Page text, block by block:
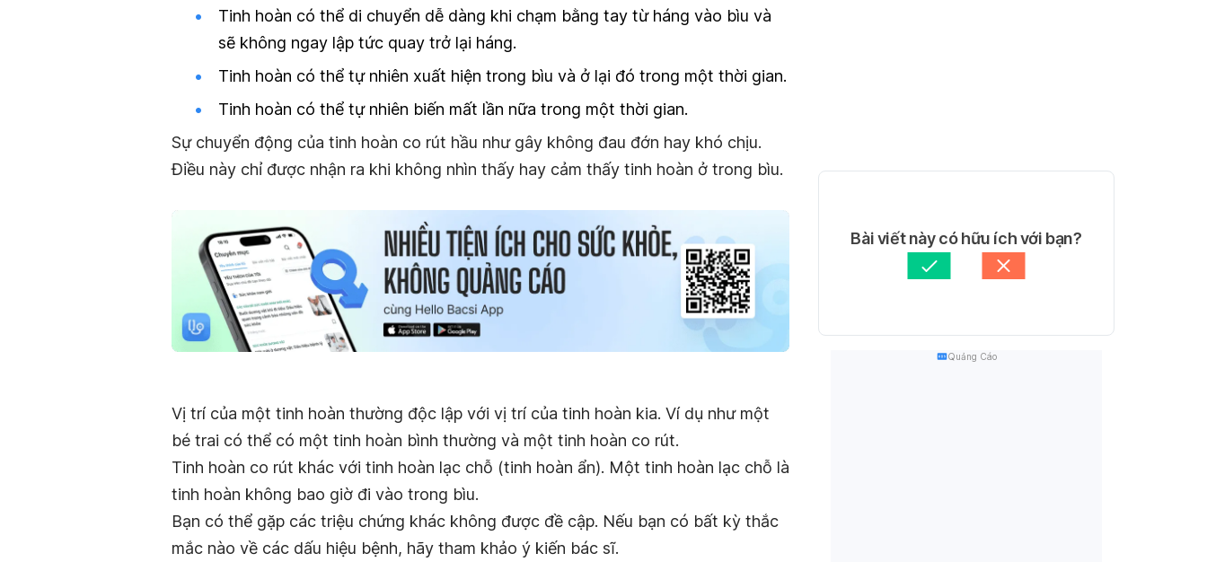
Tinh hoàn có thể di chuyển dễ dàng khi chạm bằng tay từ háng vào bìu và
sẽ không ngay lập tức quay trở lại háng.
Tinh hoàn có thể tự nhiên xuất hiện trong bìu và ở lại đó trong một thời gian.
Tinh hoàn có thể tự nhiên biến mất lần nữa trong một thời gian.
Sự chuyển động của tinh hoàn co rút hầu như gây không đau đớn hay khó chịu.
Điều này chỉ được nhận ra khi không nhìn thấy hay cảm thấy tinh hoàn ở trong bìu.
Vị trí của một tinh hoàn thường độc lập với vị trí của tinh hoàn kia. Ví dụ như một
bé trai có thể có một tinh hoàn bình thường và một tinh hoàn co rút.
Tinh hoàn co rút khác với tinh hoàn lạc chỗ (tinh hoàn ẩn). Một tinh hoàn lạc chỗ là
tinh hoàn không bao giờ đi vào trong bìu.
Bạn có thể gặp các triệu chứng khác không được đề cập. Nếu bạn có bất kỳ thắc
mắc nào về các dấu hiệu bệnh, hãy tham khảo ý kiến bác sĩ.
Bài viết này có hữu ích với bạn?
Quảng Cáo